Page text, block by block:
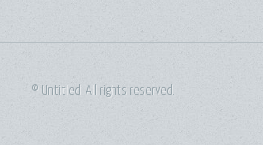
© Untitled. All rights reserved.